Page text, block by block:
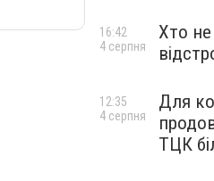
Хто
16:42
4 серпня
Для
ТЦК
12:35
4 серпня